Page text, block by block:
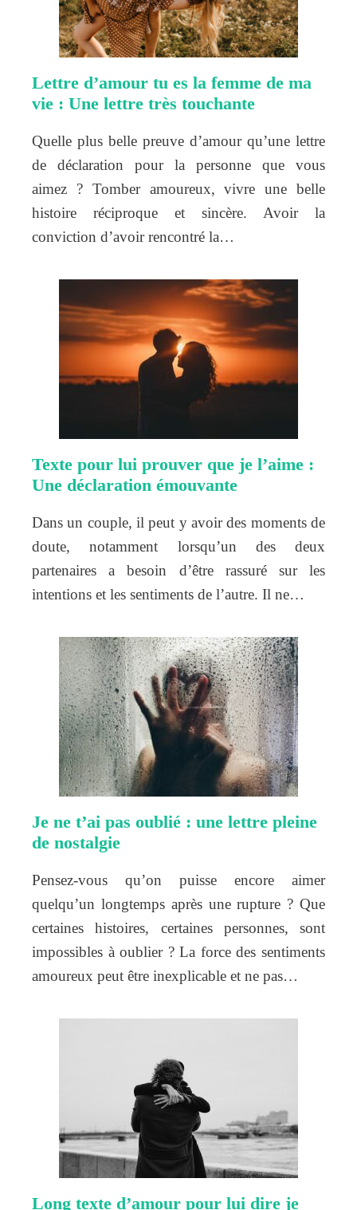
Lettre d’amour tu es la femme de ma
vie : Une lettre très touchante
Quelle plus belle preuve d’amour qu’une lettre
de déclaration pour la personne que vous
aimez ? Tomber amoureux, vivre une belle
histoire réciproque et sincère. Avoir la
conviction d’avoir rencontré la…
Texte pour lui prouver que je l’aime :
Une déclaration émouvante
Dans un couple, il peut y avoir des moments de
doute, notamment lorsqu’un des deux
partenaires a besoin d’être rassuré sur les
intentions et les sentiments de l’autre. Il ne…
Je ne t’ai pas oublié : une lettre pleine
de nostalgie
Pensez-vous qu’on puisse encore aimer
quelqu’un longtemps après une rupture ? Que
certaines histoires, certaines personnes, sont
impossibles à oublier ? La force des sentiments
amoureux peut être inexplicable et ne pas…
Long texte d’amour pour lui dire je